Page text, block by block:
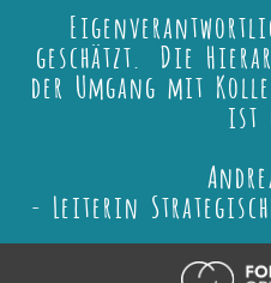
geschätzt. Die
der Umgang mit
ist
- Leiterin